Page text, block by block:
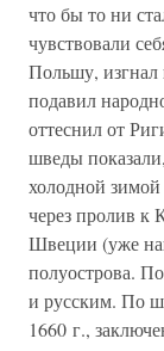
что бы то ни
чувствовали
Польшу, изгнал
подавил
оттеснил от
шведы
холодной
через пролив к
Швеции (уже
полуострова.
и русским. По
1660 г.,